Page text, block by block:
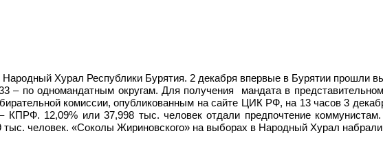
Хурал Республики Бурятия. 2 декабря впервые в Бурятии прошли
– по одномандатным округам. Для получения
мандата в
комиссии, опубликованным на сайте ЦИК РФ, на 13 часов 3
КПРФ. 12,09% или 37,998 тыс. человек отдали предпочтение
человек. «Соколы Жириновского» на выборах в Народный Хурал